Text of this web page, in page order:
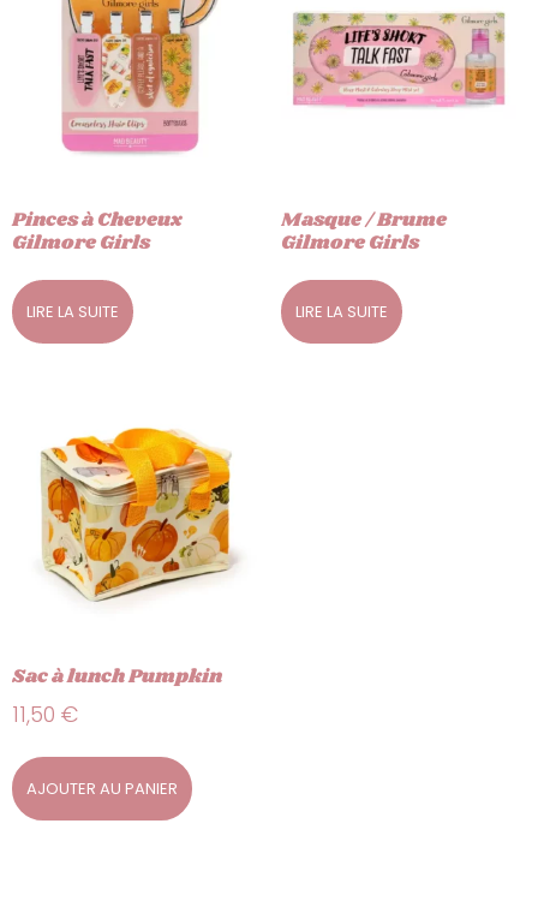
Pinces à Cheveux
Gilmore Girls
LIRE LA SUITE
Masque / Brume
Gilmore Girls
LIRE LA SUITE
Sac à lunch Pumpkin
11,50 €
AJOUTER AU PANIER